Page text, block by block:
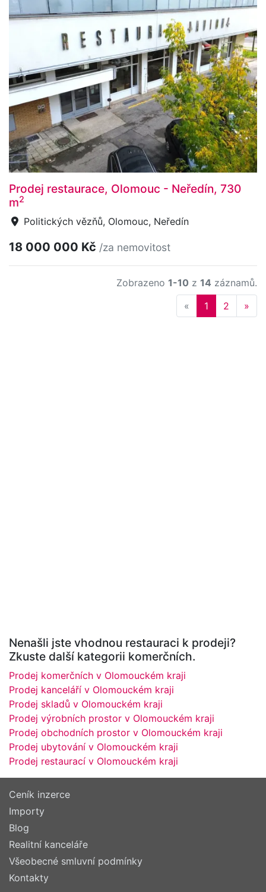
Prodej restaurace, Olomouc - Neředín, 730
m2
Politických vězňů, Olomouc, Neředín
18 000 000 Kč /za nemovitost
Zobrazeno 1-10 z 14 záznamů.
« Previous
1 2 »
Nenašli jste vhodnou restauraci k prodeji?
Zkuste další kategorii komerčních.
Prodej komerčních v Olomouckém kraji
Prodej kanceláří v Olomouckém kraji
Prodej skladů v Olomouckém kraji
Prodej výrobních prostor v Olomouckém kraji
Prodej obchodních prostor v Olomouckém kraji
Prodej ubytování v Olomouckém kraji
Prodej restaurací v Olomouckém kraji
Ceník inzerce
Importy
Blog
Realitní kanceláře
Všeobecné smluvní podmínky
Kontakty